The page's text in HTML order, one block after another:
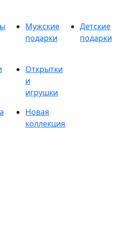
Мужские
подарки
Детские
подарки
Открытки
и
игрушки
Новая
коллекция